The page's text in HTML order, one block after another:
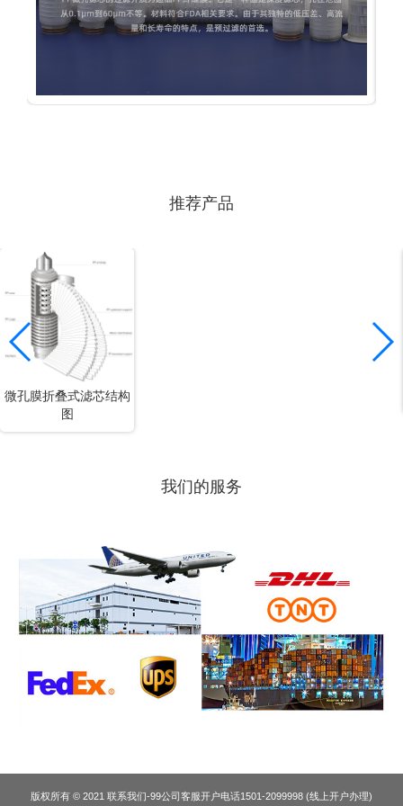
推荐产品
微孔膜折叠式滤芯结构
图
我们的服务
版权所有 © 2021 联系我们-99公司客服开户电话1501-2099998 (线上开户办理)